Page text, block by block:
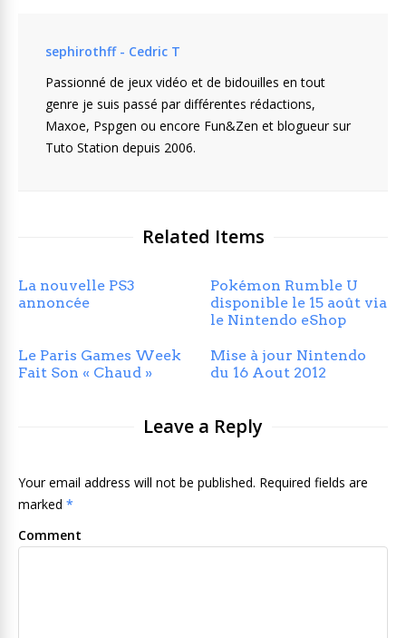
sephirothff - Cedric T
Passionné de jeux vidéo et de bidouilles en tout
genre je suis passé par différentes rédactions,
Maxoe, Pspgen ou encore Fun&Zen et blogueur sur
Tuto Station depuis 2006.
Related Items
La nouvelle PS3
annoncée
Pokémon Rumble U
disponible le 15 août via
le Nintendo eShop
Le Paris Games Week
Fait Son « Chaud »
Mise à jour Nintendo
du 16 Aout 2012
Leave a Reply
Your email address will not be published. Required fields are
marked *
Comment